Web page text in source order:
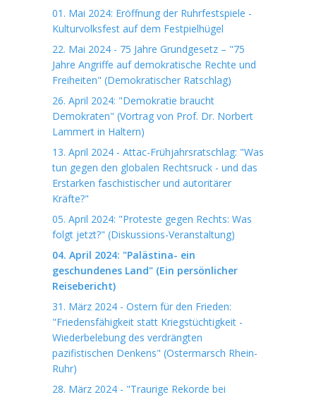
01. Mai 2024: Eröffnung der Ruhrfestspiele -
Kulturvolksfest auf dem Festpielhügel
22. Mai 2024 - 75 Jahre Grundgesetz – "75
Jahre Angriffe auf demokratische Rechte und
Freiheiten" (Demokratischer Ratschlag)
26. April 2024: "Demokratie braucht
Demokraten" (Vortrag von Prof. Dr. Norbert
Lammert in Haltern)
13. April 2024 - Attac-Frühjahrsratschlag: "Was
tun gegen den globalen Rechtsruck - und das
Erstarken faschistischer und autoritärer
Kräfte?"
05. April 2024: "Proteste gegen Rechts: Was
folgt jetzt?" (Diskussions-Veranstaltung)
04. April 2024: "Palästina- ein
geschundenes Land" (Ein persönlicher
Reisebericht)
31. März 2024 - Ostern für den Frieden:
"Friedensfähigkeit statt Kriegstüchtigkeit -
Wiederbelebung des verdrängten
pazifistischen Denkens" (Ostermarsch Rhein-
Ruhr)
28. März 2024 - "Traurige Rekorde bei